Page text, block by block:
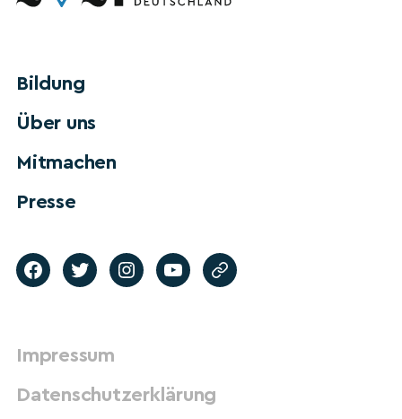
Bildung
Über uns
Mitmachen
Presse
Impressum
Datenschutzerklärung